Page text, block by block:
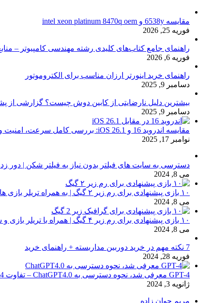
مقایسه 6538y و intel xeon platinum 8470q oem
فوریه 25, 2026
راهنمای جامع کتاب‌های کلیدی رشته مهندسی کامپیوتر –
فوریه 6, 2026
راهنمای خرید اینورتر ارزان مناسب برای الکتروموتور
دسامبر 9, 2025
بیشترین دلیل نارضایتی از کابین دوش چیست؟ گزارشی از
دسامبر 9, 2025
مقایسه اندروید 16 و iOS 26.1: بررسی کامل سرعت، امنیت و تجربه کاربری
نوامبر 17, 2025
دسترسی به سایت های فیلتر بدون نیاز به فیلتر شکن | دور
می 8, 2024
۱۰ بازی پیشنهادی برای رم زیر ۲ گیگ | به همراه تریلر بازی ها
می 8, 2024
۱۰ بازی پیشنهادی برای رم زیر ۴ گیگ | همراه با تریلر بازی و سیستم مورد نیاز
می 8, 2024
7 نکته مهم در خرید دوربین مداربسته + راهنمای خرید
فوریه 28, 2024
GPT-4 معرفی شد، نحوه دسترسی به ChatGPT4.0 – تفاوت chat GPT-4 با نسخه 3.5
ژانویه 3, 2024
مریم جوان زاده